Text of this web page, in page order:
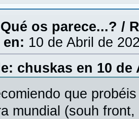
os parece...? /
en: 10 de Abril de
chuskas en 10 de
que
mundial (souh